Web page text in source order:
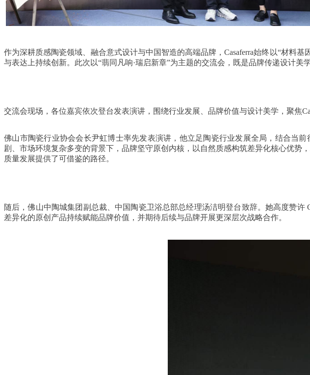
作为深耕质感陶瓷领域、融合意式设计与中国智造的高端品牌，Casaferra始终以“材料
与表达上持续创新。此次以“翡同凡响·瑞启新章”为主题的交流会，既是品牌传递设计
交流会现场，各位嘉宾依次登台发表演讲，围绕行业发展、品牌价值与设计美学，聚焦
佛山市陶瓷行业协会会长尹虹博士率先发表演讲，他立足陶瓷行业发展全局，结合当
剧、市场环境复杂多变的背景下，品牌坚守原创内核，以自然质感构筑差异化核心优
质量发展提供了可借鉴的路径。
随后，佛山中陶城集团副总裁、中国陶瓷卫浴总部总经理汤洁明登台致辞。她高度赞
差异化的原创产品持续赋能品牌价值，并期待后续与品牌开展更深层次战略合作。